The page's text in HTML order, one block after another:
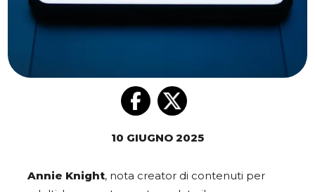
10 GIUGNO 2025
Annie Knight, nota creator di contenuti per